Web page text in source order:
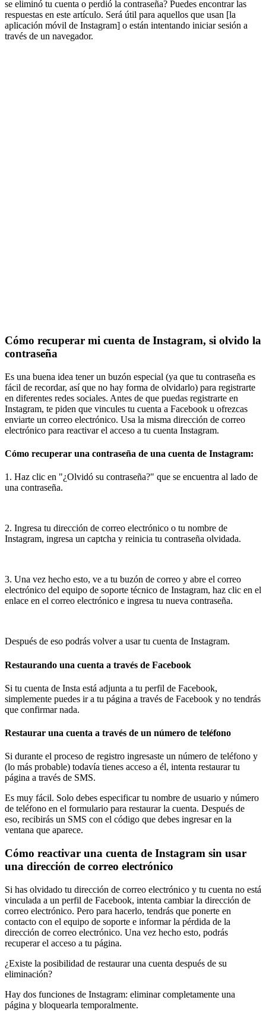
se eliminó tu cuenta o perdió la contraseña? Puedes encontrar las
respuestas en este artículo. Será útil para aquellos que usan [la
aplicación móvil de Instagram] o están intentando iniciar sesión a
través de un navegador.
Cómo recuperar mi cuenta de Instagram, si olvido la
contraseña
Es una buena idea tener un buzón especial (ya que tu contraseña es
fácil de recordar, así que no hay forma de olvidarlo) para registrarte
en diferentes redes sociales. Antes de que puedas registrarte en
Instagram, te piden que vincules tu cuenta a Facebook u ofrezcas
enviarte un correo electrónico. Usa la misma dirección de correo
electrónico para reactivar el acceso a tu cuenta Instagram.
Cómo recuperar una contraseña de una cuenta de Instagram:
1. Haz clic en "¿Olvidó su contraseña?" que se encuentra al lado de
una contraseña.
2. Ingresa tu dirección de correo electrónico o tu nombre de
Instagram, ingresa un captcha y reinicia tu contraseña olvidada.
3. Una vez hecho esto, ve a tu buzón de correo y abre el correo
electrónico del equipo de soporte técnico de Instagram, haz clic en el
enlace en el correo electrónico e ingresa tu nueva contraseña.
Después de eso podrás volver a usar tu cuenta de Instagram.
Restaurando una cuenta a través de Facebook
Si tu cuenta de Insta está adjunta a tu perfil de Facebook,
simplemente puedes ir a tu página a través de Facebook y no tendrás
que confirmar nada.
Restaurar una cuenta a través de un número de teléfono
Si durante el proceso de registro ingresaste un número de teléfono y
(lo más probable) todavía tienes acceso a él, intenta restaurar tu
página a través de SMS.
Es muy fácil. Solo debes especificar tu nombre de usuario y número
de teléfono en el formulario para restaurar la cuenta. Después de
eso, recibirás un SMS con el código que debes ingresar en la
ventana que aparece.
Cómo reactivar una cuenta de Instagram sin usar
una dirección de correo electrónico
Si has olvidado tu dirección de correo electrónico y tu cuenta no está
vinculada a un perfil de Facebook, intenta cambiar la dirección de
correo electrónico. Pero para hacerlo, tendrás que ponerte en
contacto con el equipo de soporte e informar la pérdida de la
dirección de correo electrónico. Una vez hecho esto, podrás
recuperar el acceso a tu página.
¿Existe la posibilidad de restaurar una cuenta después de su
eliminación?
Hay dos funciones de Instagram: eliminar completamente una
página y bloquearla temporalmente.